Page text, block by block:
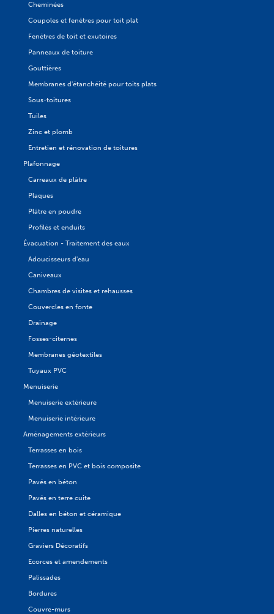
Cheminées
Coupoles et fenêtres pour toit plat
Fenêtres de toit et exutoires
Panneaux de toiture
Gouttières
Membranes d'étanchéité pour toits plats
Sous-toitures
Tuiles
Zinc et plomb
Entretien et rénovation de toitures
Plafonnage
Carreaux de plâtre
Plaques
Plâtre en poudre
Profilés et enduits
Évacuation - Traitement des eaux
Adoucisseurs d'eau
Caniveaux
Chambres de visites et rehausses
Couvercles en fonte
Drainage
Fosses-citernes
Membranes géotextiles
Tuyaux PVC
Menuiserie
Menuiserie extérieure
Menuiserie intérieure
Aménagements extérieurs
Terrasses en bois
Terrasses en PVC et bois composite
Pavés en béton
Pavés en terre cuite
Dalles en béton et céramique
Pierres naturelles
Graviers Décoratifs
Ecorces et amendements
Palissades
Bordures
Couvre-murs